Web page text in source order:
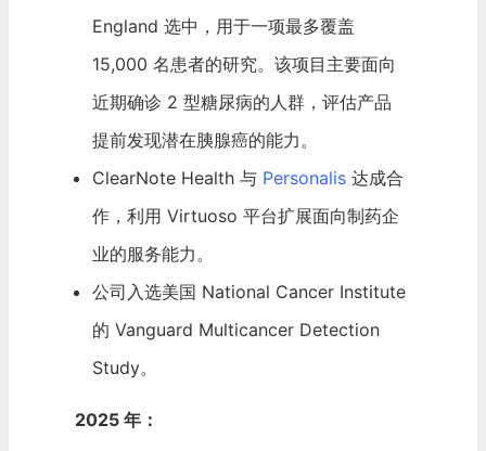
England 选中，用于一项最多覆盖
15,000 名患者的研究。该项目主要面向
近期确诊 2 型糖尿病的人群，评估产品
提前发现潜在胰腺癌的能力。
ClearNote Health 与 Personalis 达成合
作，利用 Virtuoso 平台扩展面向制药企
业的服务能力。
公司入选美国 National Cancer Institute
的 Vanguard Multicancer Detection
Study。
2025 年：